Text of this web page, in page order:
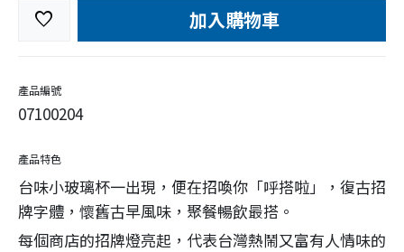
favorite 加入購物車
產品編號
07100204
產品特色
台味小玻璃杯一出現，便在招喚你「呼搭啦」，復古招
牌字體，懷舊古早風味，聚餐暢飲最搭。
每個商店的招牌燈亮起，代表台灣熱鬧又富有人情味的